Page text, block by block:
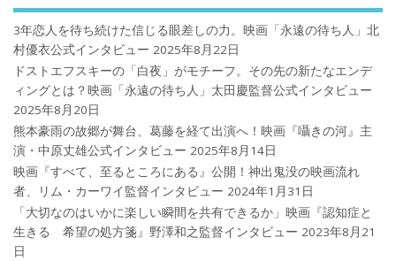
3年恋人を待ち続けた信じる眼差しの力。映画「永遠の待ち人」北
村優衣公式インタビュー 2025年8月22日
ドストエフスキーの「白夜」がモチーフ。その先の新たなエンデ
ィングとは？映画「永遠の待ち人」太田慶監督公式インタビュー
2025年8月20日
熊本豪雨の故郷が舞台、葛藤を経て出演へ！映画『囁きの河』主
演・中原丈雄公式インタビュー 2025年8月14日
映画『すべて、至るところにある』公開！神出鬼没の映画流れ
者、リム・カーワイ監督インタビュー 2024年1月31日
「大切なのはいかに楽しい瞬間を共有できるか」映画『認知症と
生きる 希望の処方箋』野澤和之監督インタビュー 2023年8月21
日